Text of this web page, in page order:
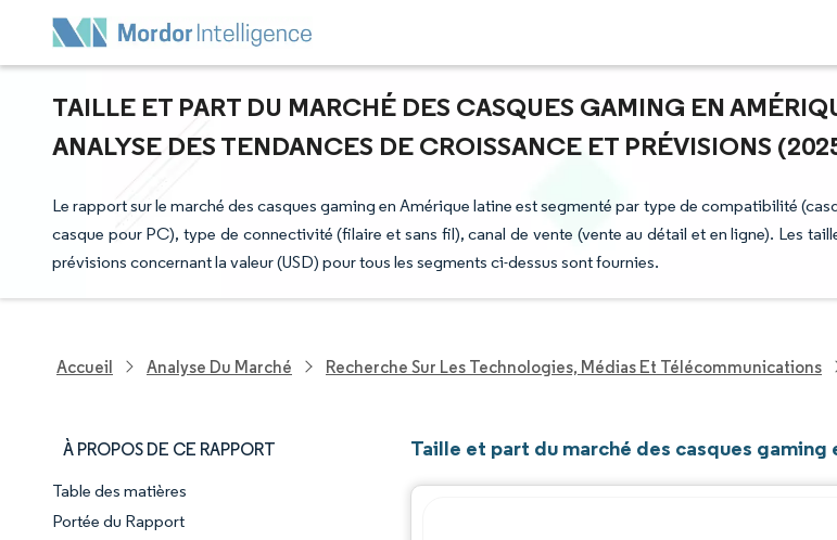
TAILLE ET PART DU MARCHÉ DES CASQUES GAMING EN
ANALYSE DES TENDANCES DE CROISSANCE ET PRÉVISIONS
Le rapport sur le marché des casques gaming en Amérique latine est segmenté par type de compatibilité
casque pour PC), type de connectivité (filaire et sans fil), canal de vente (vente au détail et en ligne). Les
prévisions concernant la valeur (USD) pour tous les segments ci-dessus sont fournies.
Accueil Analyse Du Marché Recherche Sur Les Technologies, Médias Et Télécommunications
À PROPOS DE CE RAPPORT
Aperçu du marché
Table des matières
Portée du Rapport
Taille et part du marché des casques gaming